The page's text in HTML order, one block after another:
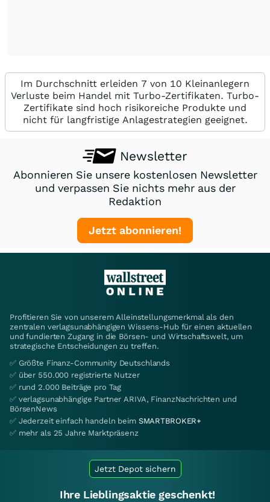
Im Durchschnitt erleiden 7 von 10 Kleinanlegern
Verluste beim Handel mit Turbo-Zertifikaten. Turbo-
Zertifikate sind hoch risikoreiche Produkte und
nicht für langfristige Anlagestrategien geeignet.
Newsletter
Abonnieren Sie unsere kostenlosen Newsletter
und verpassen Sie nichts mehr aus der
Redaktion
Jetzt abonnieren!
Profitieren Sie von unserem Alleinstellungsmerkmal als den
zentralen verlagsunabhängigen Wissens-Hub für einen aktuellen
und fundierten Zugang in die Börsen- und Wirtschaftswelt, um
strategische Entscheidungen zu treffen.
✅ Größte Finanz-Community Deutschlands
✅ über 550.000 registrierte Nutzer
✅ rund 2.000 Beiträge pro Tag
✅ verlagsunabhängige Partner ARIVA, FinanzNachrichten und
BörsenNews
✅ Jederzeit einfach handeln beim SMARTBROKER+
✅ mehr als 25 Jahre Marktpräsenz
Jetzt Depot sichern
Ihre Lieblingsaktie geschenkt!